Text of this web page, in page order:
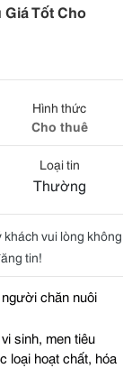
Tốt Cho
Hình thức
Cho thuê
Loại tin
Thường
vui lòng không
tin!
chăn nuôi
sinh, men tiêu
loại hoạt chất, hóa